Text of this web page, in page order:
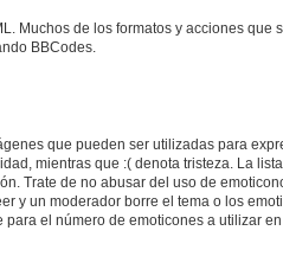
Muchos de los formatos y acciones que
BBCodes.
que pueden ser utilizadas para
mientras que :( denota tristeza. La
Trate de no abusar del uso de
y un moderador borre el tema o los
el número de emoticones a utilizar